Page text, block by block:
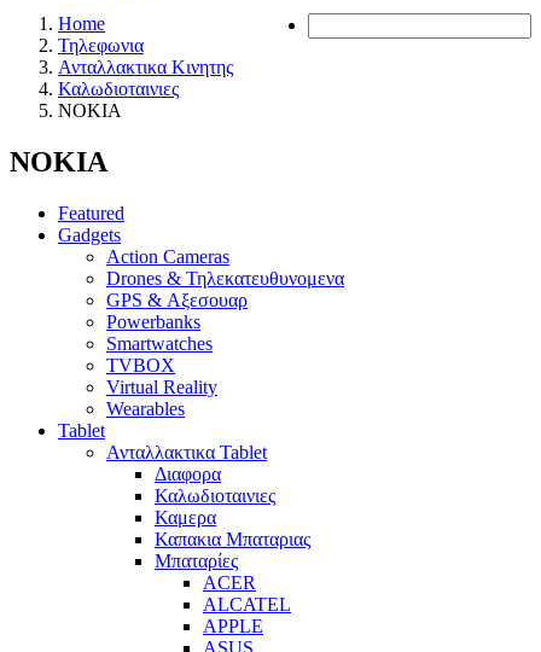
Home
Τηλεφωνια
Ανταλλακτικα Κινητης
Καλωδιοταινιες
NOKIA
NOKIA
Featured
Gadgets
Action Cameras
Drones & Τηλεκατευθυνομενα
GPS & Αξεσουαρ
Powerbanks
Smartwatches
TVBOX
Virtual Reality
Wearables
Tablet
Ανταλλακτικα Tablet
Διαφορα
Καλωδιοταινιες
Καμερα
Καπακια Μπαταριας
Μπαταρίες
ACER
ALCATEL
APPLE
ASUS